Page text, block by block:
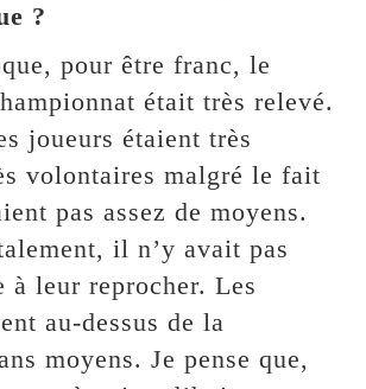
?
pour être franc, le
était très relevé.
joueurs étaient très
volontaires malgré le fait
pas assez de moyens.
il n’y avait pas
à leur reprocher. Les
au-dessus de la
moyens. Je pense que,